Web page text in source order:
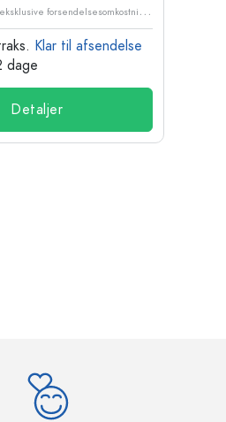
P
riser inkl. moms, eksklusive forsendelsesomkostninger
Klar til afsendelse
dage
Detaljer